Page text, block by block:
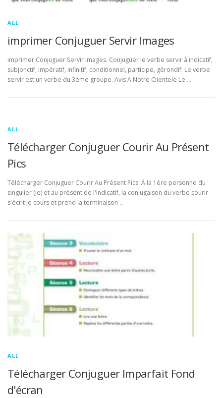
ALL
imprimer Conjuguer Servir Images
imprimer Conjuguer Servir Images. Conjuguer le verbe servir à indicatif,
subjonctif, impératif, infinitif, conditionnel, participe, gérondif. Le verbe
servir est un verbe du 3ème groupe. Avis A Notre Clientele Le …
ALL
Télécharger Conjuguer Courir Au Présent
Pics
Télécharger Conjuguer Courir Au Présent Pics. À la 1ère personne du
singulier (je) et au présent de l'indicatif, la conjugaison du verbe courir
s'écrit je cours et prend la terminaison …
ALL
Télécharger Conjuguer Imparfait Fond
d'écran